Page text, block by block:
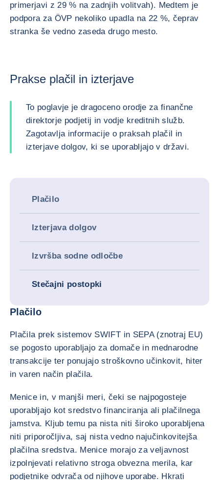
primerjavi z 29 % na zadnjih volitvah). Medtem je
podpora za ÖVP nekoliko upadla na 22 %, čeprav
stranka še vedno zaseda drugo mesto.
Prakse plačil in izterjave
To poglavje je dragoceno orodje za finančne
direktorje podjetij in vodje kreditnih služb.
Zagotavlja informacije o praksah plačil in
izterjave dolgov, ki se uporabljajo v državi.
Plačilo
Izterjava dolgov
Izvršba sodne odločbe
Stečajni postopki
Plačilo
Plačila prek sistemov SWIFT in SEPA (znotraj EU)
se pogosto uporabljajo za domače in mednarodne
transakcije ter ponujajo stroškovno učinkovit, hiter
in varen način plačila.
Menice in, v manjši meri, čeki se najpogosteje
uporabljajo kot sredstvo financiranja ali plačilnega
jamstva. Kljub temu pa nista niti široko uporabljena
niti priporočljiva, saj nista vedno najučinkovitejša
plačilna sredstva. Menice morajo za veljavnost
izpolnjevati relativno stroga obvezna merila, kar
podjetnike odvrača od njihove uporabe. Hkrati